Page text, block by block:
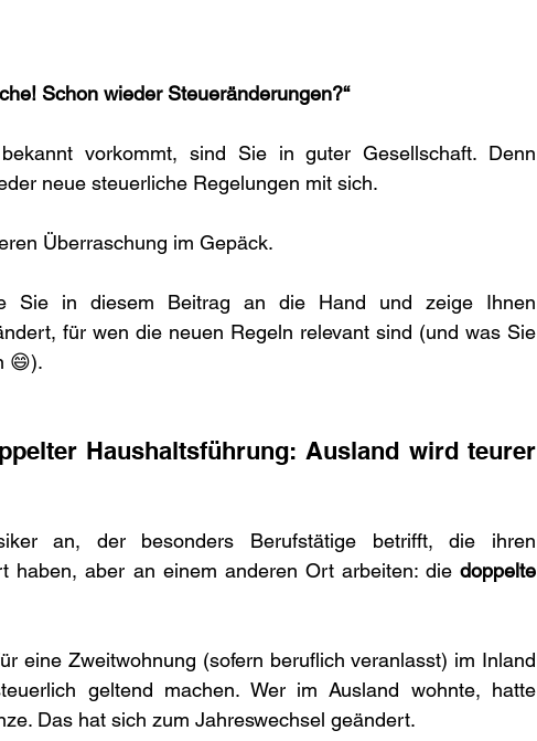
Schon wieder Steueränderungen?“
vorkommt, sind Sie in guter Gesellschaft. Denn
neue steuerliche Regelungen mit sich.
Überraschung im Gepäck.
Sie in diesem Beitrag an die Hand und zeige Ihnen
für wen die neuen Regeln relevant sind (und was Sie
😄).
Haushaltsführung: Ausland wird teurer
an, der besonders Berufstätige betrifft, die ihren
haben, aber an einem anderen Ort arbeiten: die doppelte
eine Zweitwohnung (sofern beruflich veranlasst) im Inland
geltend machen. Wer im Ausland wohnte, hatte
Das hat sich zum Jahreswechsel geändert.